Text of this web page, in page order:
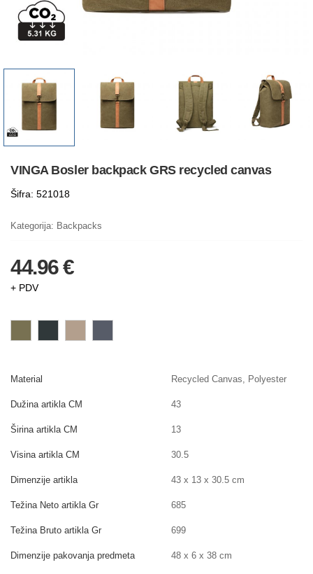
VINGA Bosler backpack GRS recycled canvas
Šifra: 521018
Kategorija: Backpacks
44.96 €
+ PDV
Material Recycled Canvas, Polyester
Dužina artikla CM 43
Širina artikla CM 13
Visina artikla CM 30.5
Dimenzije artikla 43 x 13 x 30.5 cm
Težina Neto artikla Gr 685
Težina Bruto artikla Gr 699
Dimenzije pakovanja predmeta 48 x 6 x 38 cm